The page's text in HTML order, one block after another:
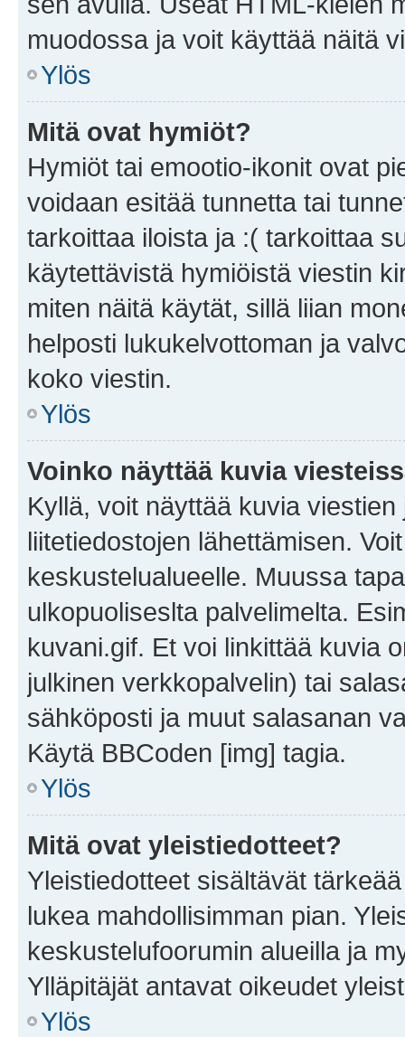
muodossa ja voit käyttää näitä
Ylös
Mitä ovat hymiöt?
Hymiöt tai emootio-ikonit ovat
voidaan esitää tunnetta tai
tarkoittaa iloista ja :( tarkoittaa
käytettävistä hymiöistä viestin
miten näitä käytät, sillä liian
helposti lukukelvottoman ja
koko viestin.
Ylös
Voinko näyttää kuvia
Kyllä, voit näyttää kuvia
liitetiedostojen lähettämisen.
keskustelualueelle. Muussa
ulkopuoliseslta palvelimelta.
kuvani.gif. Et voi linkittää kuvia
julkinen verkkopalvelin) tai
sähköposti ja muut salasanan
Käytä BBCoden [img] tagia.
Ylös
Mitä ovat yleistiedotteet?
Yleistiedotteet sisältävät
lukea mahdollisimman pian.
keskustelufoorumin alueilla ja
Ylläpitäjät antavat oikeudet
Ylös